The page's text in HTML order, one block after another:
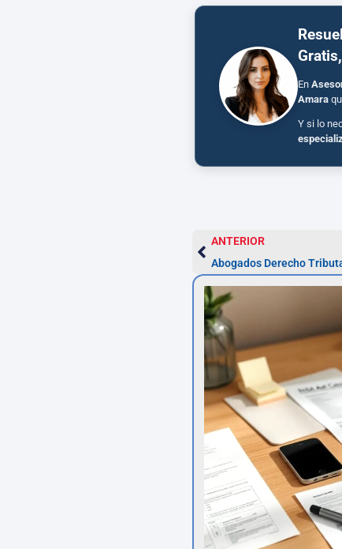
En
Amara
Y si lo
ANTERIOR
Abogados Derecho